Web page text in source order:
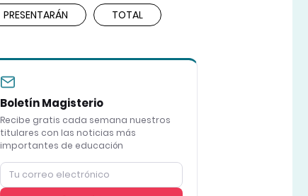
PRESENTARÁN TOTAL
Boletín Magisterio
Recibe gratis cada semana nuestros
titulares con las noticias más
importantes de educación